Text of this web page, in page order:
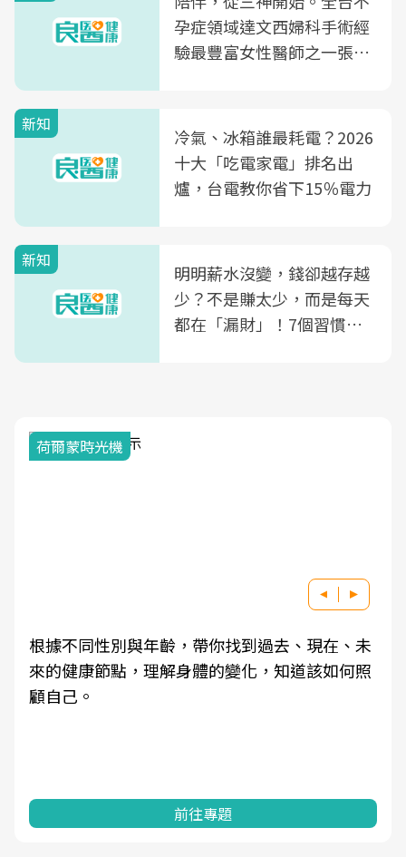
孕症領域達文西婦科手術經
驗最豐富女性醫師之一張永
光田醫院建構360度女性健
康照護生態圈
新知
冷氣、冰箱誰最耗電？2026
十大「吃電家電」排名出
爐，台電教你省下15％電力
新知
明明薪水沒變，錢卻越存越
少？不是賺太少，而是每天
都在「漏財」！7個習慣一
荷爾蒙時光機
根據不同性別與年齡，帶你找到過去、現在、未
來的健康節點，理解身體的變化，知道該如何照
顧自己。
前往專題